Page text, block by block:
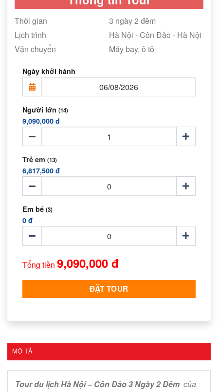
Thời gian
3 ngày 2 đêm
Lịch trình
Hà Nội - Côn Đảo - Hà Nội
Vận chuyển
Máy bay, ô tô
Ngày khởi hành
Người lớn (14)
9,090,000 đ
Trẻ em (13)
6,817,500 đ
Em bé (3)
0 đ
Tổng tiền 9,090,000 đ
ĐẶT TOUR
MÔ TẢ
Tour du lịch Hà Nội – Côn Đảo 3 Ngày 2 Đêm của